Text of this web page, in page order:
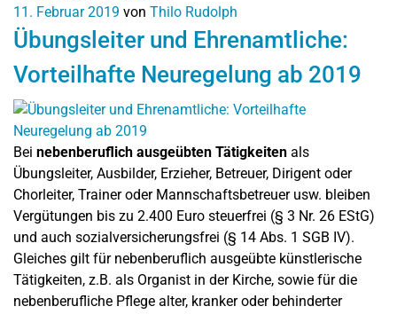
11. Februar 2019 von Thilo Rudolph
Übungsleiter und Ehrenamtliche:
Vorteilhafte Neuregelung ab 2019
Bei nebenberuflich ausgeübten Tätigkeiten als
Übungsleiter, Ausbilder, Erzieher, Betreuer, Dirigent oder
Chorleiter, Trainer oder Mannschaftsbetreuer usw. bleiben
Vergütungen bis zu 2.400 Euro steuerfrei (§ 3 Nr. 26 EStG)
und auch sozialversicherungsfrei (§ 14 Abs. 1 SGB IV).
Gleiches gilt für nebenberuflich ausgeübte künstlerische
Tätigkeiten, z.B. als Organist in der Kirche, sowie für die
nebenberufliche Pflege alter, kranker oder behinderter